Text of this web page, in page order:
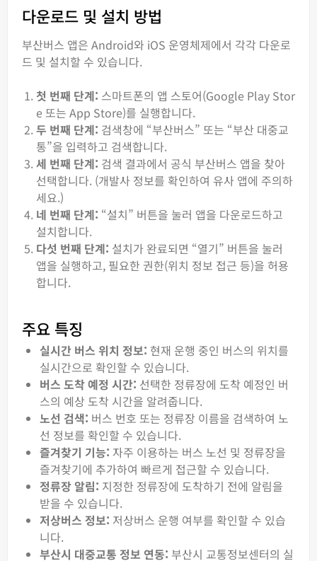
다운로드 및 설치 방법
부산버스 앱은 Android와 iOS 운영체제에서 각각 다운로
드 및 설치할 수 있습니다.
첫 번째 단계: 스마트폰의 앱 스토어(Google Play Stor
e 또는 App Store)를 실행합니다.
두 번째 단계: 검색창에 “부산버스” 또는 “부산 대중교
통”을 입력하고 검색합니다.
세 번째 단계: 검색 결과에서 공식 부산버스 앱을 찾아
선택합니다. (개발사 정보를 확인하여 유사 앱에 주의하
세요.)
네 번째 단계: “설치” 버튼을 눌러 앱을 다운로드하고
설치합니다.
다섯 번째 단계: 설치가 완료되면 “열기” 버튼을 눌러
앱을 실행하고, 필요한 권한(위치 정보 접근 등)을 허용
합니다.
주요 특징
실시간 버스 위치 정보: 현재 운행 중인 버스의 위치를
실시간으로 확인할 수 있습니다.
버스 도착 예정 시간: 선택한 정류장에 도착 예정인 버
스의 예상 도착 시간을 알려줍니다.
노선 검색: 버스 번호 또는 정류장 이름을 검색하여 노
선 정보를 확인할 수 있습니다.
즐겨찾기 기능: 자주 이용하는 버스 노선 및 정류장을
즐겨찾기에 추가하여 빠르게 접근할 수 있습니다.
정류장 알림: 지정한 정류장에 도착하기 전에 알림을
받을 수 있습니다.
저상버스 정보: 저상버스 운행 여부를 확인할 수 있습
니다.
부산시 대중교통 정보 연동: 부산시 교통정보센터의 실